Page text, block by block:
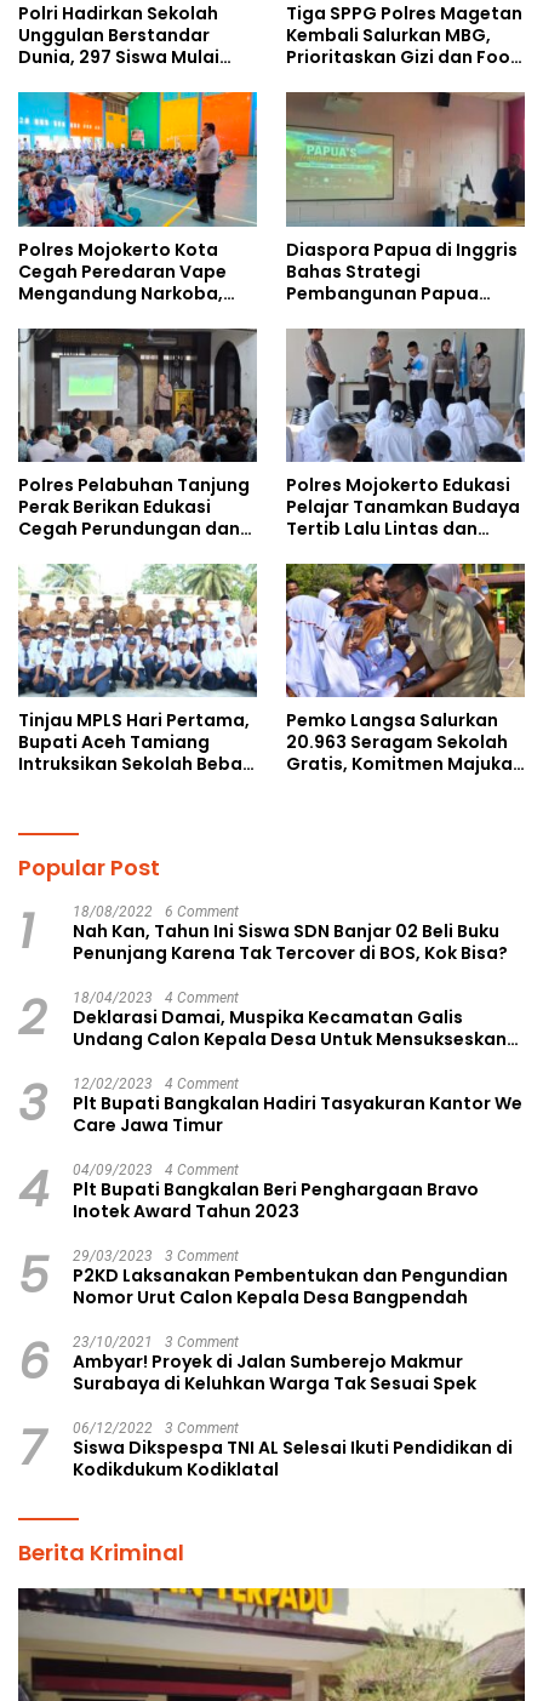
Polri Hadirkan Sekolah
Unggulan Berstandar
Dunia, 297 Siswa Mulai
Tiga SPPG Polres Magetan
Kembali Salurkan MBG,
Prioritaskan Gizi dan Food
Polres Mojokerto Kota
Cegah Peredaran Vape
Mengandung Narkoba,
Kalangan Remaja
Diaspora Papua di Inggris
Bahas Strategi
Pembangunan Papua
Doktoral Internasional
Polres Pelabuhan Tanjung
Perak Berikan Edukasi
Cegah Perundungan dan
kepada Pelajar MPLS
Polres Mojokerto Edukasi
Pelajar Tanamkan Budaya
Tertib Lalu Lintas dan
Tinjau MPLS Hari Pertama,
Bupati Aceh Tamiang
Intruksikan Sekolah Bebas
Pemko Langsa Salurkan
20.963 Seragam Sekolah
Gratis, Komitmen Majukan
Popular Post
1 18/08/2022 6 Comment
Nah Kan, Tahun Ini Siswa SDN Banjar 02 Beli Buku
Penunjang Karena Tak Tercover di BOS, Kok Bisa?
2 18/04/2023 4 Comment
Deklarasi Damai, Muspika Kecamatan Galis
Undang Calon Kepala Desa Untuk Mensukseskan
3 12/02/2023 4 Comment
Plt Bupati Bangkalan Hadiri Tasyakuran Kantor We
Care Jawa Timur
4 04/09/2023 4 Comment
Plt Bupati Bangkalan Beri Penghargaan Bravo
Inotek Award Tahun 2023
5 29/03/2023 3 Comment
P2KD Laksanakan Pembentukan dan Pengundian
Nomor Urut Calon Kepala Desa Bangpendah
6 23/10/2021 3 Comment
Ambyar! Proyek di Jalan Sumberejo Makmur
Surabaya di Keluhkan Warga Tak Sesuai Spek
7 06/12/2022 3 Comment
Siswa Dikspespa TNI AL Selesai Ikuti Pendidikan di
Kodikdukum Kodiklatal
Berita Kriminal